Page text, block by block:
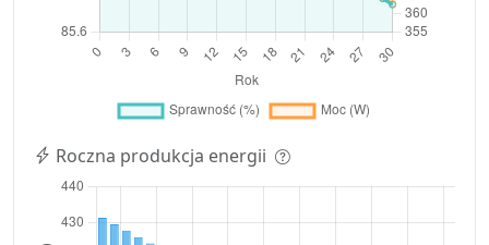
Roczna produkcja energii